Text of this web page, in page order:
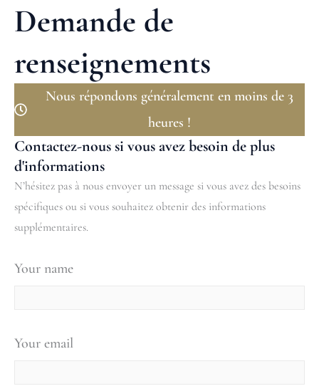
Demande de
renseignements
Nous répondons généralement en moins de 3
heures !
Contactez-nous si vous avez besoin de plus
d'informations
N’hésitez pas à nous envoyer un message si vous avez des besoins
spécifiques ou si vous souhaitez obtenir des informations
supplémentaires.
Your name
Your email